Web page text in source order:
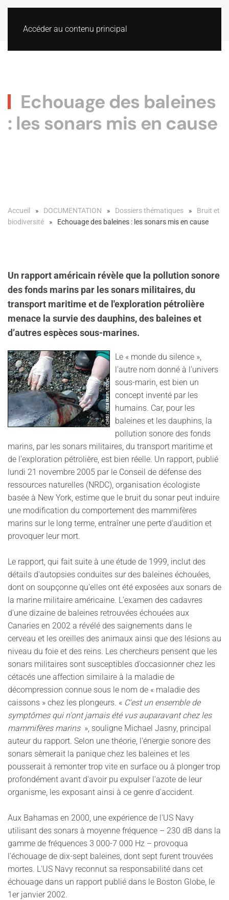
Accéder au contenu principal
Echouage des baleines
: les sonars mis en cause
Accueil DOCUMENTATION Dossiers thématiques
Bruit et
biodiversité
Echouage des baleines : les sonars mis en cause
Un rapport américain révèle que la pollution sonore
des fonds marins par les sonars militaires, du
transport maritime et de l'exploration pétrolière
menace la survie des dauphins, des baleines et
d’autres espèces sous-marines.
Le « monde du silence »,
l’autre nom donné à l’univers
sous-marin, est bien un
concept inventé par les
humains. Car, pour les
baleines et les dauphins, la
pollution sonore des fonds
marins, par les sonars militaires, du transport maritime et
de l'exploration pétrolière, est bien réelle. Un rapport, publié
lundi 21 novembre 2005 par le Conseil de défense des
ressources naturelles (NRDC), organisation écologiste
basée à New York, estime que le bruit du sonar peut induire
une modification du comportement des mammifères
marins sur le long terme, entraîner une perte d'audition et
provoquer leur mort.
Le rapport, qui fait suite à une étude de 1999, inclut des
détails d'autopsies conduites sur des baleines échouées,
dont on soupçonne qu'elles ont été exposées aux sonars de
la marine militaire américaine. L’examen des cadavres
d'une dizaine de baleines retrouvées échouées aux
Canaries en 2002 a révélé des saignements dans le
cerveau et les oreilles des animaux ainsi que des lésions au
niveau du foie et des reins. Les chercheurs pensent que les
sonars militaires sont susceptibles d’occasionner chez les
cétacés une affection similaire à la maladie de
décompression connue sous le nom de « maladie des
caissons » chez les plongeurs. « C'est un ensemble de
symptômes qui n'ont jamais été vus auparavant chez les
mammifères marins », souligne Michael Jasny, principal
auteur du rapport. Selon une théorie, l’énergie sonore des
sonars sèmerait la panique chez les baleines et les
pousserait à remonter trop vite en surface ou à plonger trop
profondément avant d'avoir pu expulser l'azote de leur
organisme, les exposant ainsi à ce genre d'accident.
Aux Bahamas en 2000, une expérience de l'US Navy
utilisant des sonars à moyenne fréquence – 230 dB dans la
gamme de fréquences 3 000-7 000 Hz – provoqua
l'échouage de dix-sept baleines, dont sept furent trouvées
mortes. L'US Navy reconnut sa responsabilité dans cet
échouage dans un rapport publié dans le Boston Globe, le
1er janvier 2002.